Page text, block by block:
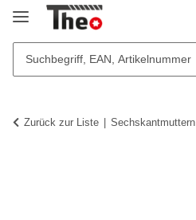
Zurück zur Liste Sechskantmuttern